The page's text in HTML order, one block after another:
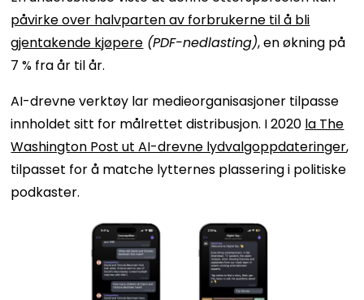
påvirke over halvparten av forbrukerne til å bli
gjentakende kjøpere (PDF-nedlasting), en økning på
7 % fra år til år.
AI-drevne verktøy lar medieorganisasjoner tilpasse
innholdet sitt for målrettet distribusjon. I 2020 la The
Washington Post ut AI-drevne lydvalgoppdateringer,
tilpasset for å matche lytternes plassering i politiske
podkaster.